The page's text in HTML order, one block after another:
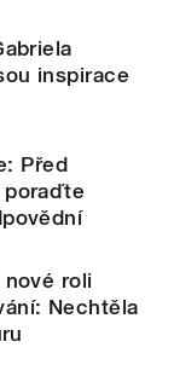
inspirace
Před
roli
Nechtěla